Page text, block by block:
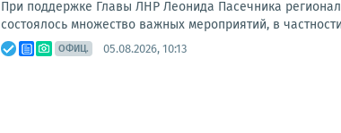
При поддержке Главы ЛНР Леонида Пасечника
состоялось множество важных мероприятий, в
ОФИЦ. 05.08.2026, 10:13